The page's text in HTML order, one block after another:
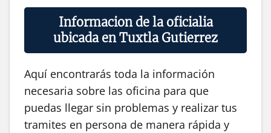
Informacion de la oficialia
ubicada en Tuxtla Gutierrez
Aquí encontrarás toda la información
necesaria sobre las oficina para que
puedas llegar sin problemas y realizar tus
tramites en persona de manera rápida y